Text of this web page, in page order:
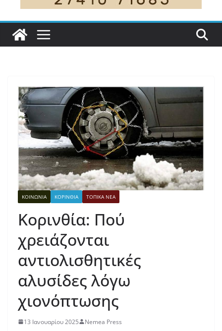
ΚΟΙΝΩΝΙΑ ΚΟΡΙΝΘΙΑ ΤΟΠΙΚΑ ΝΕΑ
Κορινθία: Πού
χρειάζονται
αντιολισθητικές
αλυσίδες λόγω
χιονόπτωσης
13 Ιανουαρίου 2025 Nemea Press